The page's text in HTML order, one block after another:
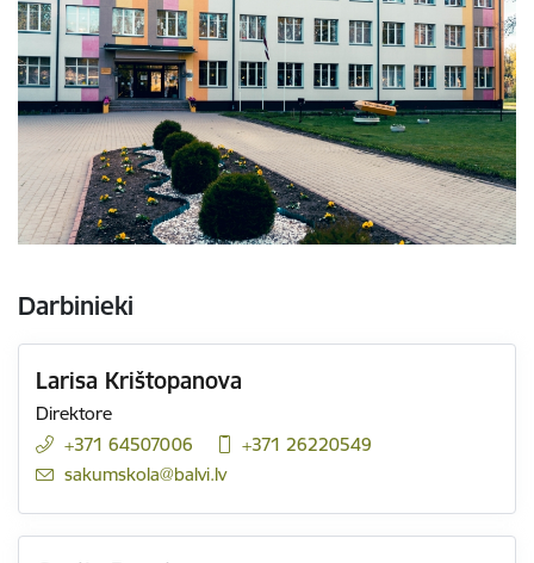
Darbinieki
Larisa Krištopanova
Direktore
+371 64507006
+371 26220549
E-pasts:
sakumskola@balvi.lv